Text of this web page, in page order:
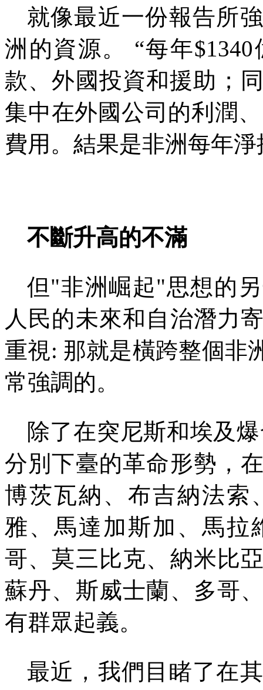
就像最近一份報告所
洲的資源。 “每年$1340
款、外國投資和援助；
集中在外國公司的利潤
費用。結果是非洲每年淨
不斷升高的不滿
但"非洲崛起"思想的
人民的未來和自治潛力
重視: 那就是橫跨整個非
常強調的。
除了在突尼斯和埃及
分別下臺的革命形勢，
博茨瓦納、布吉納法索
雅、馬達加斯加、馬拉
哥、莫三比克、納米比
蘇丹、斯威士蘭、多哥
有群眾起義。
最近，我們目睹了在